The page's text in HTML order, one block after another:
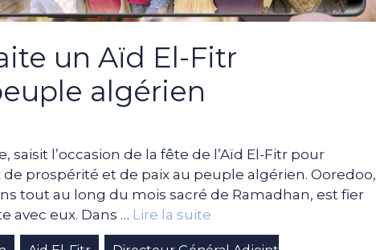
un Aïd El-Fitr
algérien
l’occasion de la fête de l’Aïd El-Fitr pour
prospérité et de paix au peuple algérien. Ooredoo,
tout au long du mois sacré de Ramadhan, est fier
avec eux. Dans … Lire la suite